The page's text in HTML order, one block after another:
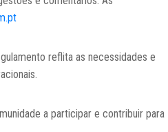
reflita as necessidades e
a participar e contribuir para